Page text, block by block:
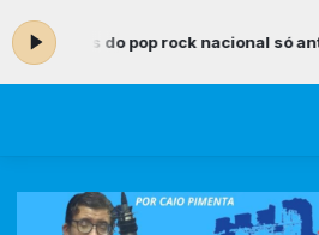
pop rock nacional só antigas